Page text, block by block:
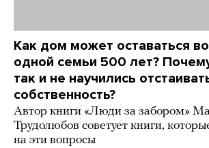
Как дом может оставаться
одной семьи 500 лет?
так и не научились
собственность?
Автор книги «Люди за забором»
Трудолюбов советует книги,
на эти вопросы